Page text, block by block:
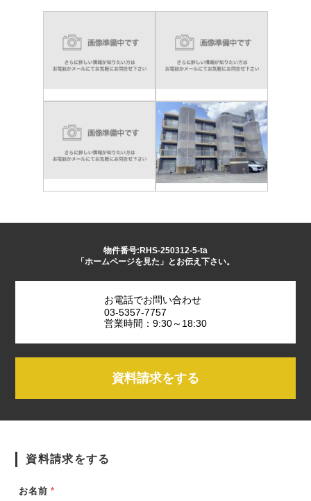
物件番号:RHS-250312-5-ta
「ホームページを見た」とお伝え下さい。
お電話でお問い合わせ
03-5357-7757
営業時間：9:30～18:30
資料請求をする
資料請求をする
お名前 *